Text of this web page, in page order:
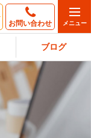
お問い合わせ
ブログ